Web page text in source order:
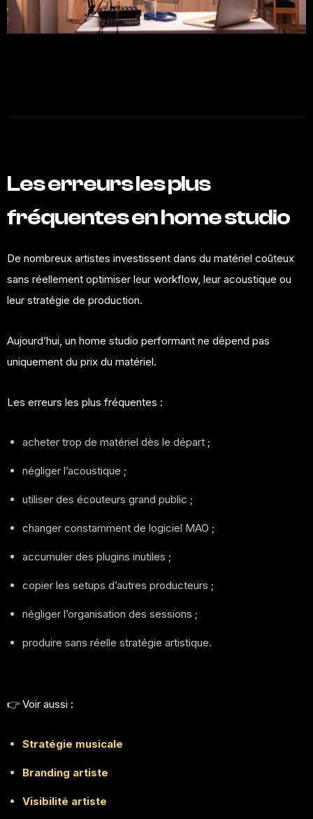
Les erreurs les plus
fréquentes en home studio
De nombreux artistes investissent dans du matériel coûteux
sans réellement optimiser leur workflow, leur acoustique ou
leur stratégie de production.
Aujourd’hui, un home studio performant ne dépend pas
uniquement du prix du matériel.
Les erreurs les plus fréquentes :
acheter trop de matériel dès le départ ;
négliger l’acoustique ;
utiliser des écouteurs grand public ;
changer constamment de logiciel MAO ;
accumuler des plugins inutiles ;
copier les setups d’autres producteurs ;
négliger l’organisation des sessions ;
produire sans réelle stratégie artistique.
👉 Voir aussi :
Stratégie musicale
Branding artiste
Visibilité artiste